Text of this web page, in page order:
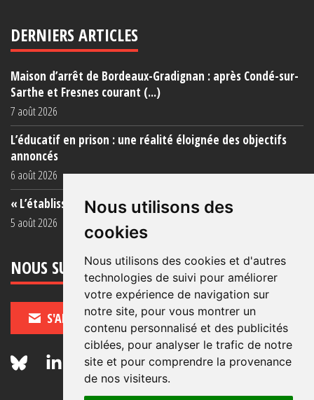
Nous utilisons des
cookies
Nous utilisons des cookies et d'autres
technologies de suivi pour améliorer
votre expérience de navigation sur
notre site, pour vous montrer un
contenu personnalisé et des publicités
ciblées, pour analyser le trafic de notre
site et pour comprendre la provenance
de nos visiteurs.
DERNIERS ARTICLES
Maison d’arrêt de Bordeaux-Gradignan : après Condé-sur-
Sarthe et Fresnes courant (...)
7 août 2026
L’éducatif en prison : une réalité éloignée des objectifs
annoncés
6 août 2026
« L’établissement est une porcherie totale »
5 août 2026
NOUS SUIVRE
S'ABONNER